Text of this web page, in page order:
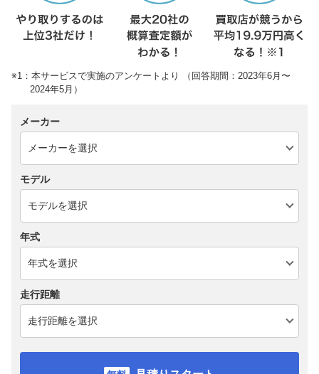
※1：本サービスで実施のアンケートより （回答期間：2023年6月〜
2024年5月）
メーカー
モデル
年式
走行距離